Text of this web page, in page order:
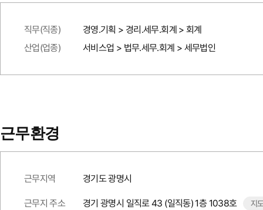
직무(직종)
경영.기획 > 경리.세무.회계 > 회계
산업(업종)
서비스업 > 법무.세무.회계 > 세무법인
근무환경
근무지역 경기도 광명시
근무지 주소 경기 광명시 일직로 43 (일직동) 1층 1038호 지